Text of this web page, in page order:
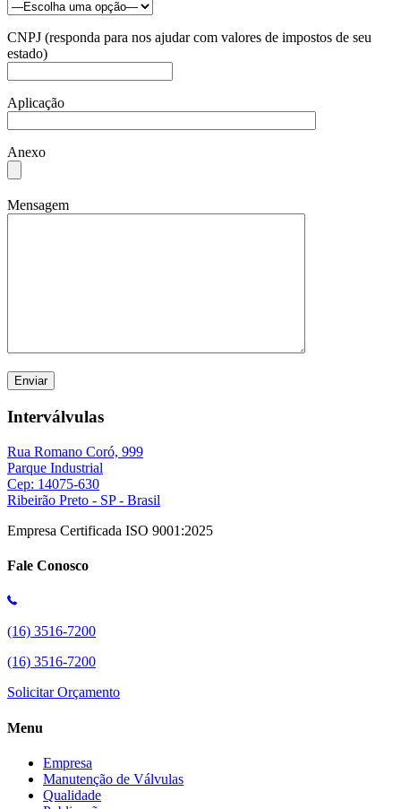
CNPJ (responda para nos ajudar com valores de impostos de seu
estado)
Aplicação
Anexo
Mensagem
Interválvulas
Rua Romano Coró, 999
Parque Industrial
Cep: 14075-630
Ribeirão Preto - SP - Brasil
Empresa Certificada ISO 9001:2025
Fale Conosco
(16) 3516-7200
(16) 3516-7200
Solicitar Orçamento
Menu
Empresa
Manutenção de Válvulas
Qualidade